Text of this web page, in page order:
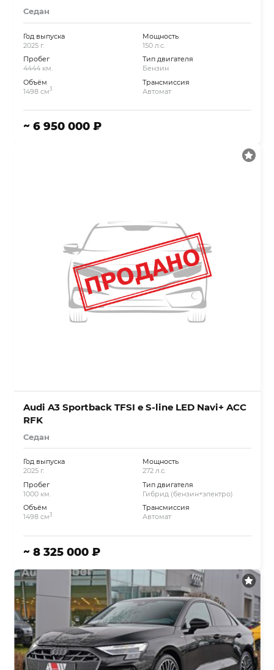
Седан
Год выпуска
2025 г.
Пробег
4444 км.
Объём
1498 см3
Мощность
150 л.с.
Тип двигателя
Бензин
Трансмиссия
Автомат
~ 6 950 000 ₽
Audi A3 Sportback TFSI e S-line LED Navi+ ACC
RFK
Седан
Год выпуска
2025 г.
Пробег
1000 км.
Объём
1498 см3
Мощность
272 л.с.
Тип двигателя
Гибрид (бензин+электро)
Трансмиссия
Автомат
~ 8 325 000 ₽